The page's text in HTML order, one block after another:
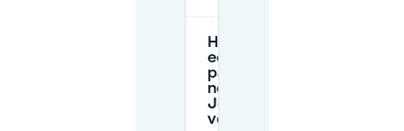
Hoe kan ik
een
parkeerplek
near Place
Jean Jaurès
veiligstellen?